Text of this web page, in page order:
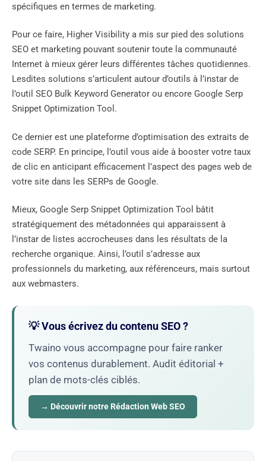
spécifiques en termes de marketing.
Pour ce faire, Higher Visibility a mis sur pied des solutions
SEO et marketing pouvant soutenir toute la communauté
Internet à mieux gérer leurs différentes tâches quotidiennes.
Lesdites solutions s’articulent autour d’outils à l’instar de
l’outil SEO Bulk Keyword Generator ou encore Google Serp
Snippet Optimization Tool.
Ce dernier est une plateforme d’optimisation des extraits de
code SERP. En principe, l’outil vous aide à booster votre taux
de clic en anticipant efficacement l’aspect des pages web de
votre site dans les SERPs de Google.
Mieux, Google Serp Snippet Optimization Tool bâtit
stratégiquement des métadonnées qui apparaissent à
l’instar de listes accrocheuses dans les résultats de la
recherche organique. Ainsi, l’outil s’adresse aux
professionnels du marketing, aux référenceurs, mais surtout
aux webmasters.
💡 Vous écrivez du contenu SEO ?
Twaino vous accompagne pour faire ranker
vos contenus durablement. Audit éditorial +
plan de mots-clés ciblés.
→ Découvrir notre Rédaction Web SEO